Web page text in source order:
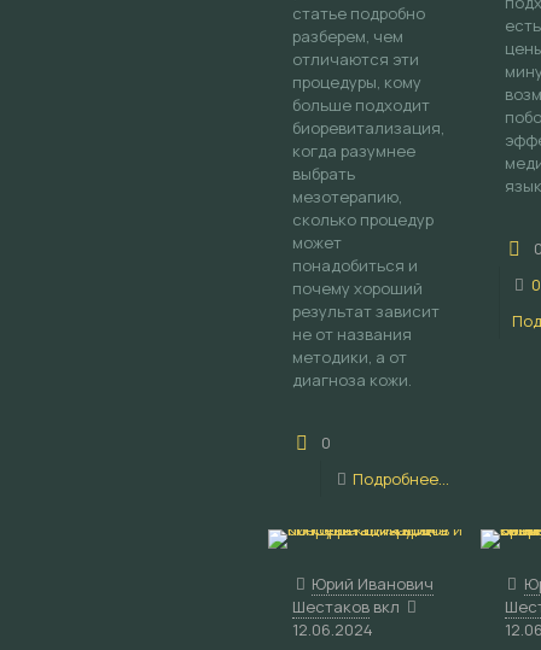
статье подробно
разберем, чем
отличаются эти
процедуры, кому
больше подходит
биоревитализация,
когда разумнее
выбрать
мезотерапию,
сколько процедур
может
понадобиться и
почему хороший
результат зависит
не от названия
методики, а от
диагноза кожи.
0
Подробнее...
0
Юрий Иванович
Шестаков вкл
12.06.2024